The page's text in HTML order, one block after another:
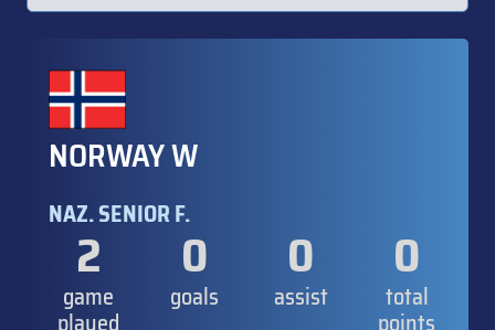
NORWAY W
NAZ. SENIOR F.
2
game
played
0
goals
0
assist
0
total
points